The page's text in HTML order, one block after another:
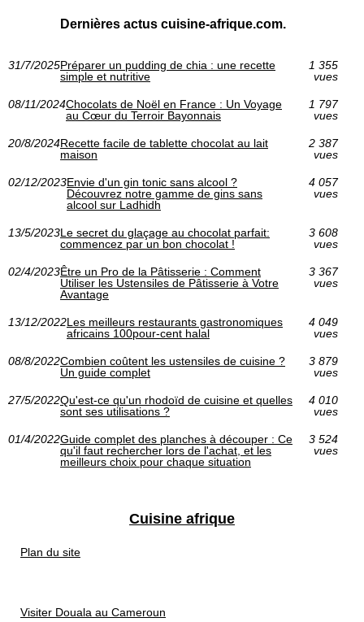
Dernières actus cuisine-afrique.com.
31/7/2025Préparer un pudding de chia : une recette
simple et nutritive
1 355
vues
08/11/2024Chocolats de Noël en France : Un Voyage
au Cœur du Terroir Bayonnais
1 797
vues
20/8/2024Recette facile de tablette chocolat au lait
maison
2 387
vues
02/12/2023Envie d'un gin tonic sans alcool ?
Découvrez notre gamme de gins sans
alcool sur Ladhidh
4 057
vues
13/5/2023Le secret du glaçage au chocolat parfait:
commencez par un bon chocolat !
3 608
vues
02/4/2023Être un Pro de la Pâtisserie : Comment
Utiliser les Ustensiles de Pâtisserie à Votre
Avantage
3 367
vues
13/12/2022Les meilleurs restaurants gastronomiques
africains 100pour-cent halal
4 049
vues
08/8/2022Combien coûtent les ustensiles de cuisine ?
Un guide complet
3 879
vues
27/5/2022Qu'est-ce qu'un rhodoïd de cuisine et quelles
sont ses utilisations ?
4 010
vues
01/4/2022Guide complet des planches à découper : Ce
qu'il faut rechercher lors de l'achat, et les
meilleurs choix pour chaque situation
3 524
vues
Cuisine afrique
Plan du site
Visiter Douala au Cameroun